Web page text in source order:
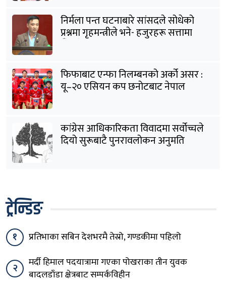
निर्मला पन्त घटनाबारे सांसदले सोधेको
प्रश्नमा गृहमन्त्रीले भने- हजुरहरू सत्तामा
हुँदाखेरि किन नगर्नुभएको यो ?
फिफाबाट एन्फा निलम्बनको अर्को असर :
यू–२० एसियन कप छनोटबाट नेपाल
बाहिरियो
कांग्रेस आधिकारिकता विवादमा सर्वोच्चले
दियो सुरूबाटै पुनरावलोकन अनुमति
ट्रेन्डिङ
१ प्रतिभाका सबिन देशभरमै तेस्रो, गण्डकीमा पहिलो
२
मर्दी हिमाल पदयात्रामा गएका पोखराका तीन युवक
बादलडाँडा क्षेत्रबाट सम्पर्कविहीन